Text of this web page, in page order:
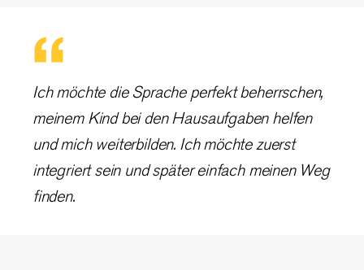
Ich möchte die Sprache perfekt beherrschen,
meinem Kind bei den Hausaufgaben helfen
und mich weiterbilden. Ich möchte zuerst
integriert sein und später einfach meinen Weg
finden.